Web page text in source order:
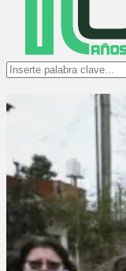
Search
for: